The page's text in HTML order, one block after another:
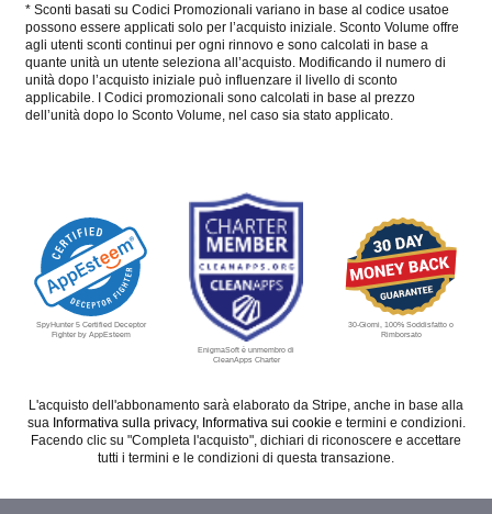
* Sconti basati su Codici Promozionali variano in base al codice usatoe
possono essere applicati solo per l’acquisto iniziale. Sconto Volume offre
agli utenti sconti continui per ogni rinnovo e sono calcolati in base a
quante unità un utente seleziona all’acquisto. Modificando il numero di
unità dopo l’acquisto iniziale può influenzare il livello di sconto
applicabile. I Codici promozionali sono calcolati in base al prezzo
dell’unità dopo lo Sconto Volume, nel caso sia stato applicato.
SpyHunter 5 Certified Deceptor
Fighter by AppEsteem
EnigmaSoft è unmembro di
CleanApps Charter
30-Giorni, 100% Soddisfatto o
Rimborsato
L'acquisto dell'abbonamento sarà elaborato da Stripe, anche in base alla
sua Informativa sulla privacy, Informativa sui cookie e termini e condizioni.
Facendo clic su "Completa l'acquisto", dichiari di riconoscere e accettare
tutti i termini e le condizioni di questa transazione.